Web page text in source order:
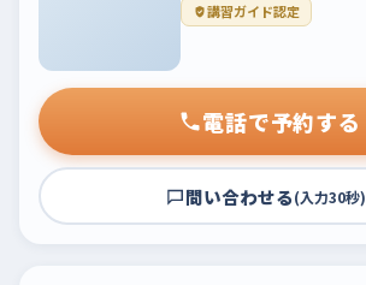
講習ガイド認定
電話で予約する
問い合わせる(入力30秒)